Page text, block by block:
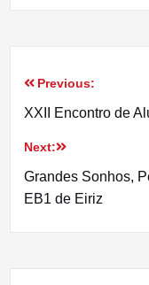
Navegação
artigos
Previous:
XXII Encontro de
Next:
Grandes Sonhos,
EB1 de Eiriz